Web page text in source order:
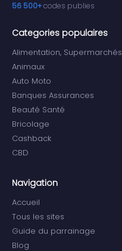
56 500+codes publies
Categories populaires
Alimentation, Supermarchés
Animaux
Auto Moto
Banques Assurances
Beauté Santé
Bricolage
Cashback
CBD
Navigation
Accueil
Tous les sites
Guide du parrainage
Blog